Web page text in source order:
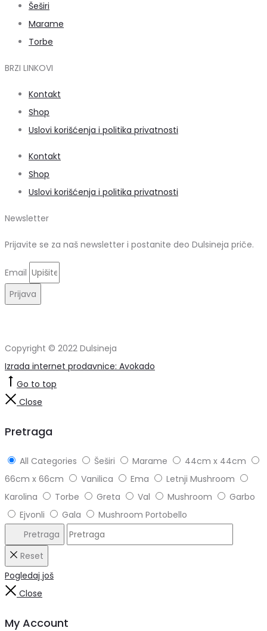
Šeširi
Marame
Torbe
BRZI LINKOVI
Kontakt
Shop
Uslovi korišćenja i politika privatnosti
Kontakt
Shop
Uslovi korišćenja i politika privatnosti
Newsletter
Prijavite se za naš newsletter i postanite deo Dulsineja priče.
Email
Prijava
Copyright © 2022 Dulsineja
Izrada internet prodavnice: Avokado
Go to top
Close
Pretraga
All Categories Šeširi Marame
44cm x 44cm
66cm x 66cm
Vanilica Ema
Letnji Mushroom
Karolina
Torbe Greta Val Mushroom
Garbo
Ejvonli
Gala
Mushroom Portobello
Pretraga
Reset
Pogledaj još
Close
My Account